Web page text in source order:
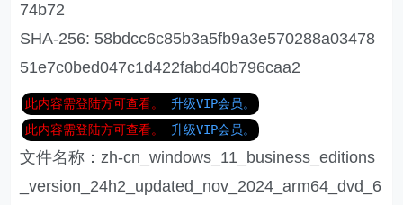
74b72
SHA-256: 58bdcc6c85b3a5fb9a3e570288a03478
51e7c0bed047c1d422fabd40b796caa2
此内容需登陆方可查看。
升级VIP会员。
此内容需登陆方可查看。
升级VIP会员。
文件名称：zh-cn_windows_11_business_editions
_version_24h2_updated_nov_2024_arm64_dvd_6